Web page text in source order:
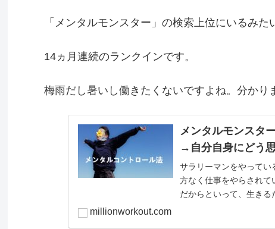
「メンタルモンスター」の検索上位にいるみた
14ヵ月連続のランクインです。
梅雨だし暑いし働きたくないですよね。分かり
メンタルモンスタ
→自分自身にどう
サラリーマンをやってい
方なく仕事をやらされて
だからといって、生きる
millionworkout.com